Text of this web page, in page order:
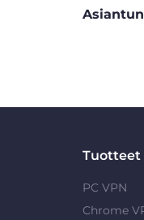
Tuotteet
PC VPN
Chrome